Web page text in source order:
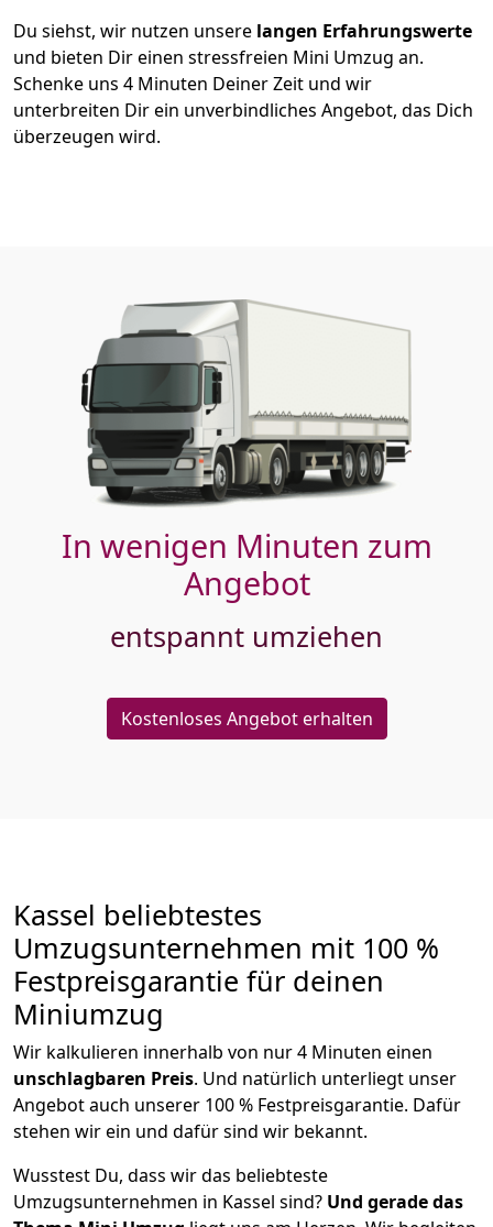
Du siehst, wir nutzen unsere langen Erfahrungswerte
und bieten Dir einen stressfreien Mini Umzug an.
Schenke uns 4 Minuten Deiner Zeit und wir
unterbreiten Dir ein unverbindliches Angebot, das Dich
überzeugen wird.
In wenigen Minuten zum
Angebot
entspannt umziehen
Kostenloses Angebot erhalten
Kassel beliebtestes
Umzugsunternehmen mit 100 %
Festpreisgarantie für deinen
Miniumzug
Wir kalkulieren innerhalb von nur 4 Minuten einen
unschlagbaren Preis. Und natürlich unterliegt unser
Angebot auch unserer 100 % Festpreisgarantie. Dafür
stehen wir ein und dafür sind wir bekannt.
Wusstest Du, dass wir das beliebteste
Umzugsunternehmen in Kassel sind? Und gerade das